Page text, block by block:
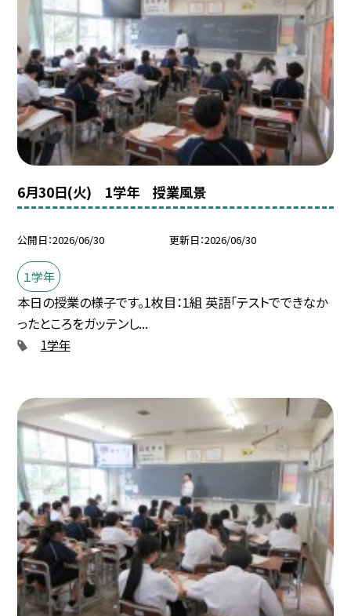
6月30日(火) 1学年 授業風景
公開日 2026/06/30 更新日 2026/06/30
１学年
本日の授業の様子です。1枚目：1組 英語「テストでできなか
ったところをガッテンし...
1学年